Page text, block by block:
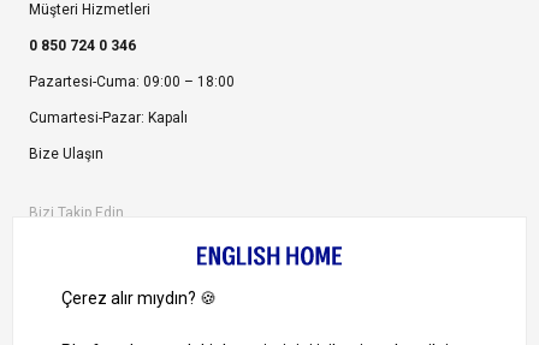
Müşteri Hizmetleri
0 850 724 0 346
Pazartesi-Cuma: 09:00 – 18:00
Cumartesi-Pazar: Kapalı
Bize Ulaşın
Bizi Takip Edin